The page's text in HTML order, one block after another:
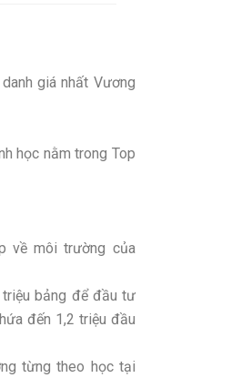
giá nhất Vương
học nằm trong Top
về môi trường của
bảng để đầu tư
đến 1,2 triệu đầu
từng theo học tại